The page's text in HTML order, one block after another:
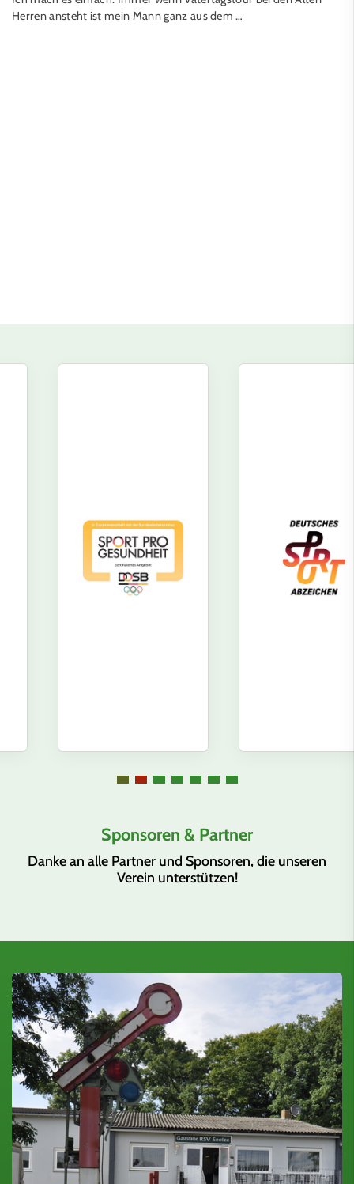
Herren ansteht ist mein Mann ganz aus dem …
Sponsoren & Partner
Danke an alle Partner und Sponsoren, die unseren
Verein unterstützen!